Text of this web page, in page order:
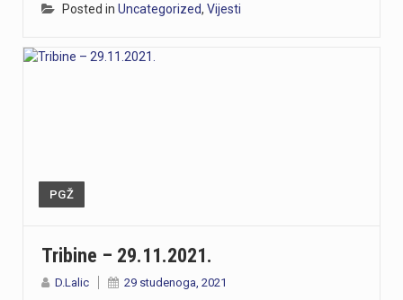
Posted in Uncategorized, Vijesti
PGŽ
Tribine – 29.11.2021.
D.Lalic 29 studenoga, 2021